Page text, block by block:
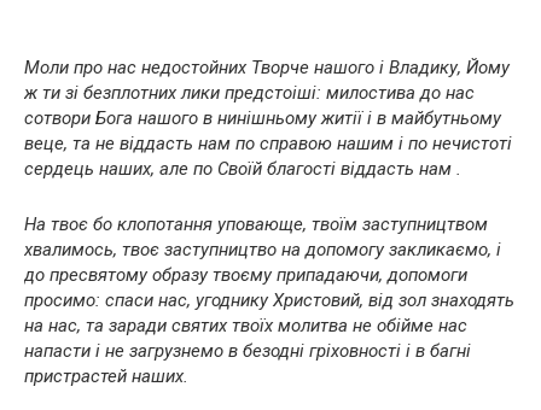
Моли про нас недостойних Творче нашого і Владику, Йому
ж ти зі безплотних лики предстоіші: милостива до нас
сотвори Бога нашого в нинішньому житії і в майбутньому
веце, та не віддасть нам по справою нашим і по нечистоті
сердець наших, але по Своїй благості віддасть нам .
На твоє бо клопотання уповающе, твоїм заступництвом
хвалимось, твоє заступництво на допомогу закликаємо, і
до пресвятому образу твоєму припадаючи, допомоги
просимо: спаси нас, угоднику Христовий, від зол знаходять
на нас, та заради святих твоїх молитва не обійме нас
напасти і не загрузнемо в безодні гріховності і в багні
пристрастей наших.